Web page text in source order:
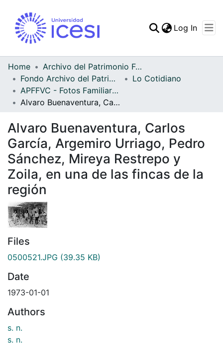
Statistics
Log In
Home
Archivo del Patrimonio Fotográfico y Fílmico del Valle del Cauca
Fondo Archivo del Patrimonio Fotográfico y Fílmico del Valle del Cauca
Lo Cotidiano
APFFVC - Fotos Familiares - Patrimonial
Alvaro Buenaventura, Carlos García, Argemiro Urriago, Pedro Sánchez, Mireya Restrepo y Zoila, en una de las fincas de la región
Alvaro Buenaventura, Carlos
García, Argemiro Urriago, Pedro
Sánchez, Mireya Restrepo y
Zoila, en una de las fincas de la
región
Files
0500521.JPG (39.35 KB)
Date
1973-01-01
Authors
s. n.
s. n.